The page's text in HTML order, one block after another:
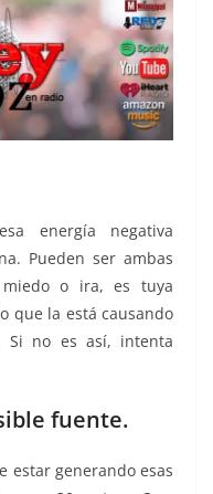
energía negativa
Pueden ser ambas
o ira, es tuya
que la está causando
Si no es así, intenta
fuente.
estar generando esas